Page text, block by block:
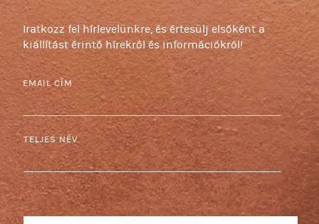
Iratkozz fel hírlevelünkre, és értesülj elsőként a
kiállítást érintő hírekről és információkról!
EMAIL CÍM
TELJES NÉV